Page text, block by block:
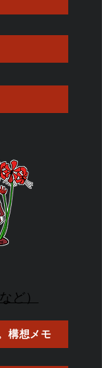
ど）
構想メモ